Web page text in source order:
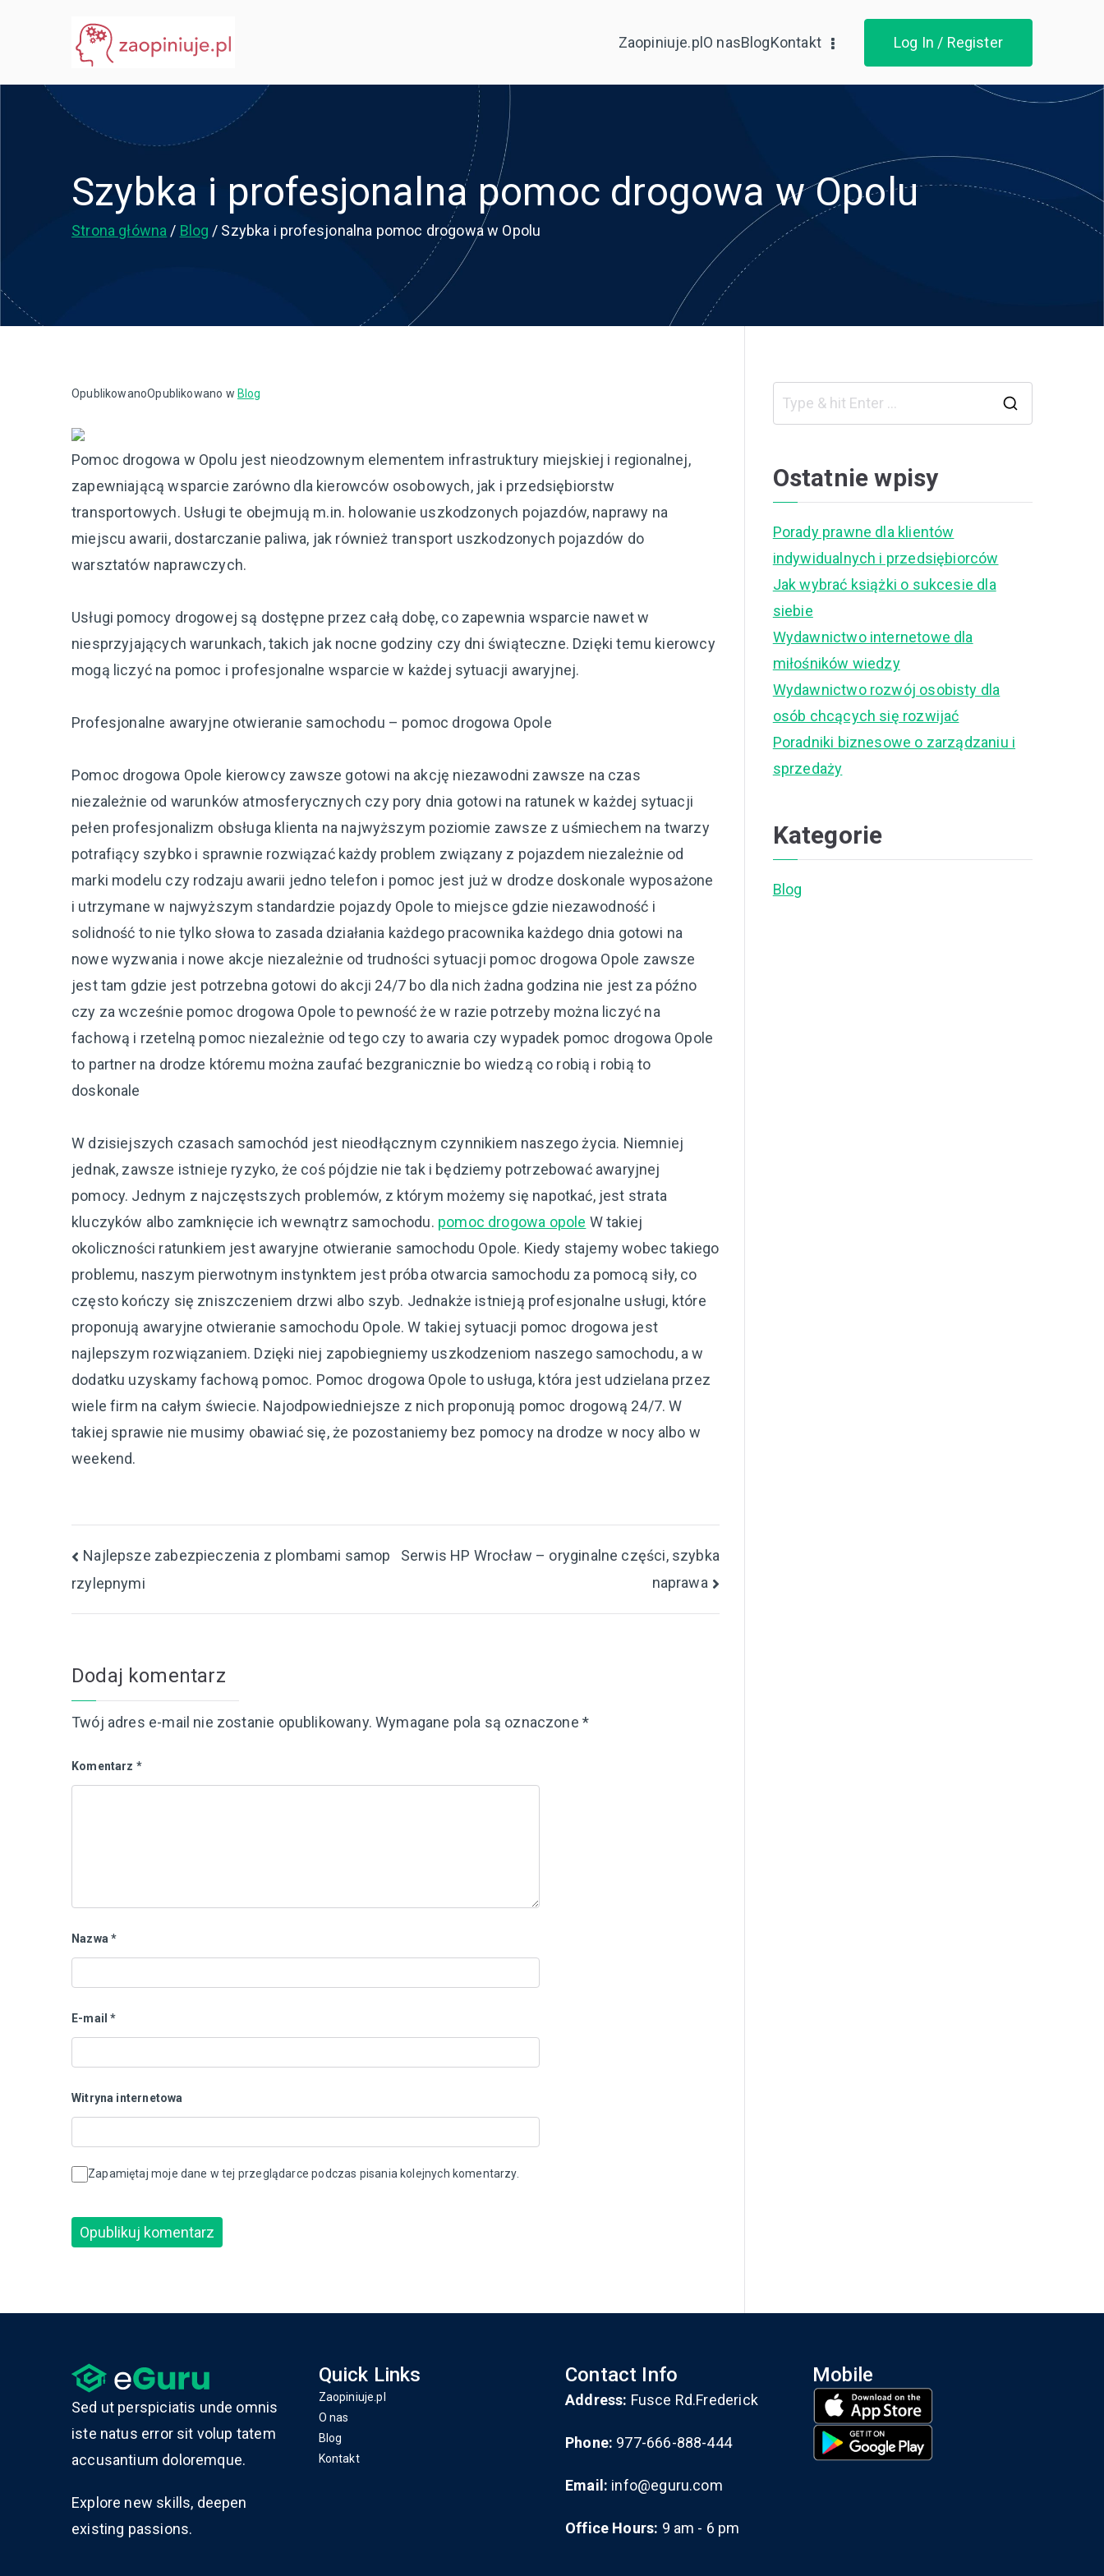
Zaopiniuje.plO nasBlogKontakt Log In / Register
Szybka i profesjonalna pomoc drogowa w Opolu
Strona główna Blog Szybka i profesjonalna pomoc drogowa w Opolu
OpublikowanoOpublikowano w Blog
Pomoc drogowa w Opolu jest nieodzownym elementem infrastruktury miejskiej i regionalnej,
zapewniającą wsparcie zarówno dla kierowców osobowych, jak i przedsiębiorstw
transportowych. Usługi te obejmują m.in. holowanie uszkodzonych pojazdów, naprawy na
miejscu awarii, dostarczanie paliwa, jak również transport uszkodzonych pojazdów do
warsztatów naprawczych.
Usługi pomocy drogowej są dostępne przez całą dobę, co zapewnia wsparcie nawet w
niesprzyjających warunkach, takich jak nocne godziny czy dni świąteczne. Dzięki temu kierowcy
mogą liczyć na pomoc i profesjonalne wsparcie w każdej sytuacji awaryjnej.
Profesjonalne awaryjne otwieranie samochodu – pomoc drogowa Opole
Pomoc drogowa Opole kierowcy zawsze gotowi na akcję niezawodni zawsze na czas
niezależnie od warunków atmosferycznych czy pory dnia gotowi na ratunek w każdej sytuacji
pełen profesjonalizm obsługa klienta na najwyższym poziomie zawsze z uśmiechem na twarzy
potrafiący szybko i sprawnie rozwiązać każdy problem związany z pojazdem niezależnie od
marki modelu czy rodzaju awarii jedno telefon i pomoc jest już w drodze doskonale wyposażone
i utrzymane w najwyższym standardzie pojazdy Opole to miejsce gdzie niezawodność i
solidność to nie tylko słowa to zasada działania każdego pracownika każdego dnia gotowi na
nowe wyzwania i nowe akcje niezależnie od trudności sytuacji pomoc drogowa Opole zawsze
jest tam gdzie jest potrzebna gotowi do akcji 24/7 bo dla nich żadna godzina nie jest za późno
czy za wcześnie pomoc drogowa Opole to pewność że w razie potrzeby można liczyć na
fachową i rzetelną pomoc niezależnie od tego czy to awaria czy wypadek pomoc drogowa Opole
to partner na drodze któremu można zaufać bezgranicznie bo wiedzą co robią i robią to
doskonale
W dzisiejszych czasach samochód jest nieodłącznym czynnikiem naszego życia. Niemniej
jednak, zawsze istnieje ryzyko, że coś pójdzie nie tak i będziemy potrzebować awaryjnej
pomocy. Jednym z najczęstszych problemów, z którym możemy się napotkać, jest strata
kluczyków albo zamknięcie ich wewnątrz samochodu. pomoc drogowa opole W takiej
okoliczności ratunkiem jest awaryjne otwieranie samochodu Opole. Kiedy stajemy wobec takiego
problemu, naszym pierwotnym instynktem jest próba otwarcia samochodu za pomocą siły, co
często kończy się zniszczeniem drzwi albo szyb. Jednakże istnieją profesjonalne usługi, które
proponują awaryjne otwieranie samochodu Opole. W takiej sytuacji pomoc drogowa jest
najlepszym rozwiązaniem. Dzięki niej zapobiegniemy uszkodzeniom naszego samochodu, a w
dodatku uzyskamy fachową pomoc. Pomoc drogowa Opole to usługa, która jest udzielana przez
wiele firm na całym świecie. Najodpowiedniejsze z nich proponują pomoc drogową 24/7. W
takiej sprawie nie musimy obawiać się, że pozostaniemy bez pomocy na drodze w nocy albo w
weekend.
Nawigacja
wpisu
Najlepsze zabezpieczenia z plombami samop
rzylepnymi
Serwis HP Wrocław – oryginalne części, szybka
naprawa
Dodaj komentarz
Twój adres e-mail nie zostanie opublikowany. Wymagane pola są oznaczone *
Komentarz *
Nazwa*
E-mail*
Witryna internetowa
Zapamiętaj moje dane w tej przeglądarce podczas pisania kolejnych komentarzy.
Ostatnie wpisy
Porady prawne dla klientów
indywidualnych i przedsiębiorców
Jak wybrać książki o sukcesie dla
siebie
Wydawnictwo internetowe dla
miłośników wiedzy
Wydawnictwo rozwój osobisty dla
osób chcących się rozwijać
Poradniki biznesowe o zarządzaniu i
sprzedaży
Kategorie
Blog
Sed ut perspiciatis unde omnis
iste natus error sit volup tatem
accusantium doloremque.
Explore new skills, deepen
existing passions.
Quick Links
Zaopiniuje.pl
O nas
Blog
Kontakt
Contact Info
Address: Fusce Rd.Frederick
Phone: 977-666-888-444
Email: info@eguru.com
Office Hours: 9 am - 6 pm
Mobile